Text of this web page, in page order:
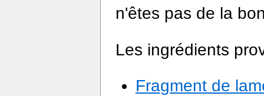
n'êtes pas de la
Les ingrédients
Fragment de